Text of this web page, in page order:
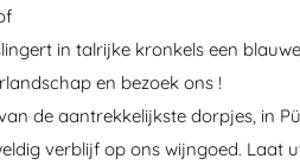
in talrijke kronkels een
en bezoek ons !
de aantrekkelijkste dorpjes, in
verblijf op ons wijngoed.